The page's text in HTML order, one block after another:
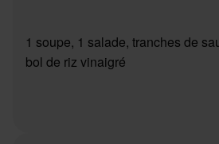
1 soupe, 1 salade, tranches de
bol de riz vinaigré